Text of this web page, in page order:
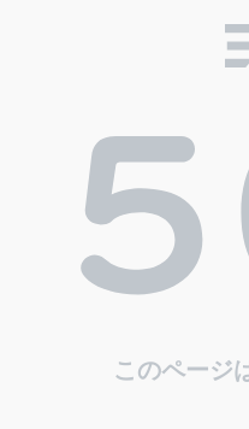
このページ